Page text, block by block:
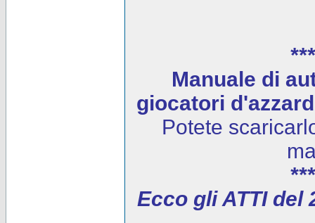
Manuale di
giocatori
Potete
Ecco gli ATTI del